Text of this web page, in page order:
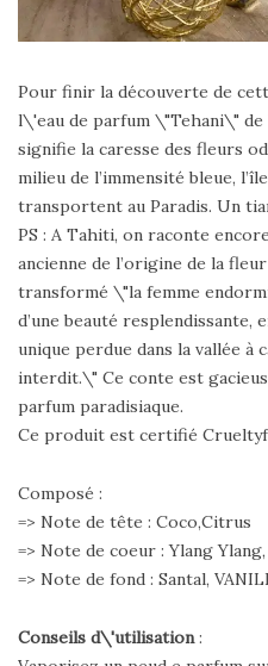
Pour finir la découverte de
l\'eau de parfum \"Tehani\" de
signifie la caresse des fleurs
milieu de l’immensité bleue,
transportent au Paradis. Un
PS : A Tahiti, on raconte
ancienne de l’origine de la
transformé \"la femme
d’une beauté resplendissante,
unique perdue dans la vallée à
interdit.\" Ce conte est
parfum paradisiaque.
Ce produit est certifié
Composé :
=> Note de tête : Coco,Citrus
=> Note de coeur : Ylang
=> Note de fond : Santal,
Conseils d\'utilisation: